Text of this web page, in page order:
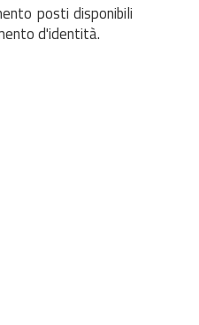
posti disponibili
d'identità.